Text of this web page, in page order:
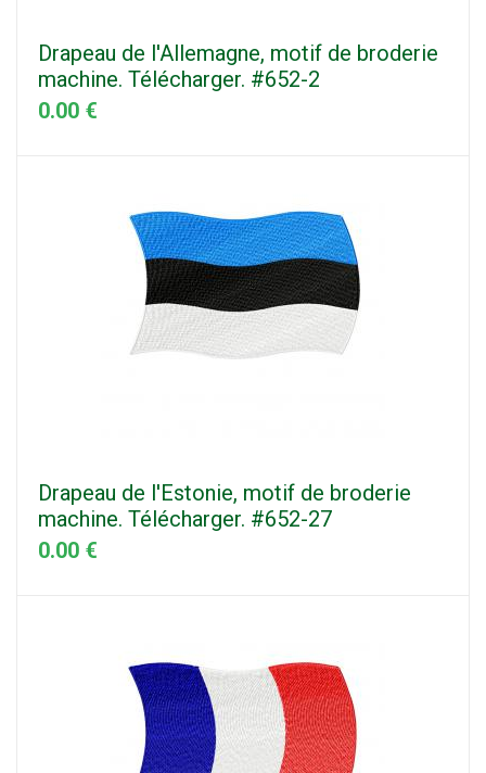
Drapeau de l'Allemagne, motif de broderie
machine. Télécharger. #652-2
0.00 €
Drapeau de l'Estonie, motif de broderie
machine. Télécharger. #652-27
0.00 €